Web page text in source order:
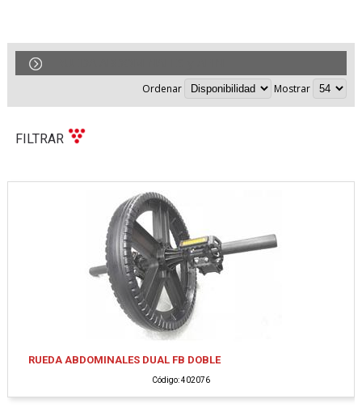
Ordenar Mostrar
FILTRAR
RUEDA ABDOMINALES DUAL FB DOBLE
Código: 402076